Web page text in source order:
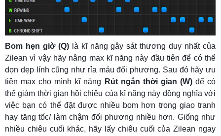
Bom hẹn giờ (Q)là kĩ năng gây sát thương duy nhất của
Zilean vì vậy hãy nâng max kĩ năng này đầu tiên để có thể
dọn dẹp lính cũng như rỉa máu đối phương. Sau đó hãy ưu
tiên max cho mình kĩ năng
Rút ngắn thời gian (W) để có
thể giảm thời gian hồi chiêu của kĩ năng này đồng nghĩa với
việc bạn có thể đặt được nhiều bom hơn trong giao tranh
hay tăng tốc/ làm chậm đối phương nhiều hơn. Giống như
nhiều chiêu cuối khác, hãy lấy chiêu cuối của Zilean ngay